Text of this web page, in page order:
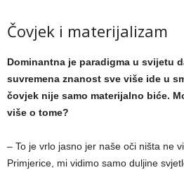
​Čovjek i materijalizam
Dominantna je paradigma u svijetu
suvremena znanost sve više ide u
čovjek nije samo materijalno biće.
više o tome?
– To je vrlo jasno jer naše oči ništa ne
Primjerice, mi vidimo samo duljine